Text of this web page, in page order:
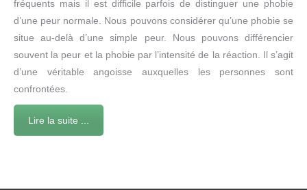
fréquents mais il est difficile parfois de distinguer une phobie
d’une peur normale. Nous pouvons considérer qu’une phobie se
situe au-delà d’une simple peur. Nous pouvons différencier
souvent la peur et la phobie par l’intensité de la réaction. Il s’agit
d’une véritable angoisse auxquelles les personnes sont
confrontées.
Lire la suite ...